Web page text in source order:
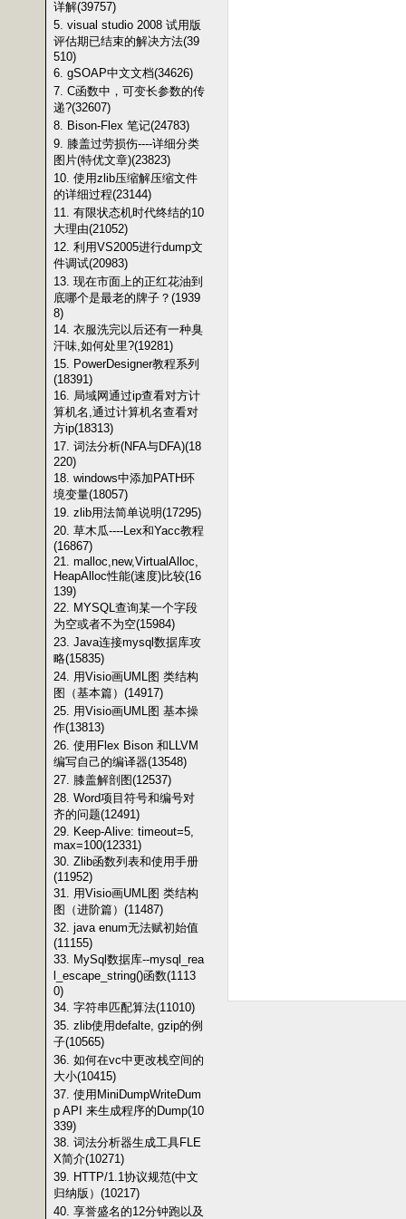
详解(39757)
5. visual studio 2008 试用版
评估期已结束的解决方法(39
510)
6. gSOAP中文文档(34626)
7. C函数中，可变长参数的传
递?(32607)
8. Bison-Flex 笔记(24783)
9. 膝盖过劳损伤----详细分类
图片(特优文章)(23823)
10. 使用zlib压缩解压缩文件
的详细过程(23144)
11. 有限状态机时代终结的10
大理由(21052)
12. 利用VS2005进行dump文
件调试(20983)
13. 现在市面上的正红花油到
底哪个是最老的牌子？(1939
8)
14. 衣服洗完以后还有一种臭
汗味,如何处里?(19281)
15. PowerDesigner教程系列
(18391)
16. 局域网通过ip查看对方计
算机名,通过计算机名查看对
方ip(18313)
17. 词法分析(NFA与DFA)(18
220)
18. windows中添加PATH环
境变量(18057)
19. zlib用法简单说明(17295)
20. 草木瓜----Lex和Yacc教程
(16867)
21. malloc,new,VirtualAlloc,
HeapAlloc性能(速度)比较(16
139)
22. MYSQL查询某一个字段
为空或者不为空(15984)
23. Java连接mysql数据库攻
略(15835)
24. 用Visio画UML图 类结构
图（基本篇）(14917)
25. 用Visio画UML图 基本操
作(13813)
26. 使用Flex Bison 和LLVM
编写自己的编译器(13548)
27. 膝盖解剖图(12537)
28. Word项目符号和编号对
齐的问题(12491)
29. Keep-Alive: timeout=5,
max=100(12331)
30. Zlib函数列表和使用手册
(11952)
31. 用Visio画UML图 类结构
图（进阶篇）(11487)
32. java enum无法赋初始值
(11155)
33. MySql数据库--mysql_rea
l_escape_string()函数(1113
0)
34. 字符串匹配算法(11010)
35. zlib使用defalte, gzip的例
子(10565)
36. 如何在vc中更改栈空间的
大小(10415)
37. 使用MiniDumpWriteDum
p API 来生成程序的Dump(10
339)
38. 词法分析器生成工具FLE
X简介(10271)
39. HTTP/1.1协议规范(中文
归纳版）(10217)
40. 享誉盛名的12分钟跑以及